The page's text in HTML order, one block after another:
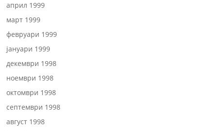
април 1999
март 1999
февруари 1999
јануари 1999
декември 1998
ноември 1998
октомври 1998
септември 1998
август 1998